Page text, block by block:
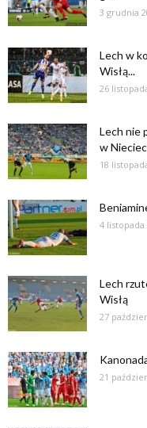
3 grudnia
Lech w
Wisłą...
26
Lech nie
w
18
4 listopada
Lech
Wisłą
27
21